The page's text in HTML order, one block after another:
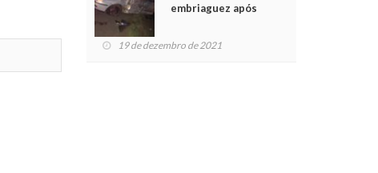
embriaguez após
feridos
19 de dezembro de 2021